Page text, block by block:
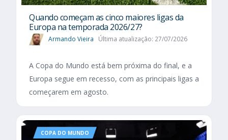
Quando começam as cinco maiores ligas da
Europa na temporada 2026/27?
Armando Vieira Última atualização: 27/07/2026
A Copa do Mundo está bem próxima do final, e a
Europa segue em recesso, com as principais ligas a
começarem em agosto.
COPA DO MUNDO